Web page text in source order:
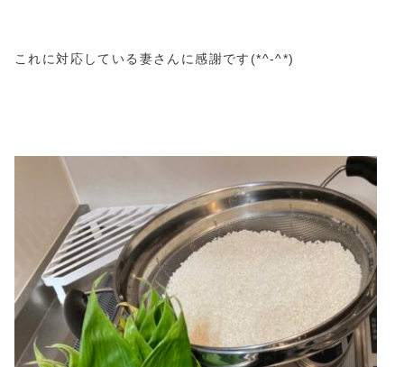
これに対応している妻さんに感謝です(*^-^*)